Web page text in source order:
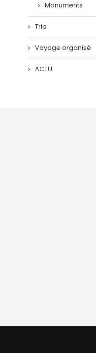
Monuments
Trip
Voyage organisé
ACTU